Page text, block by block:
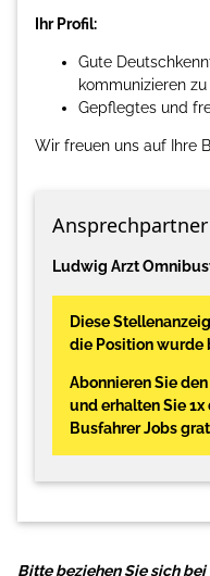
Ihr Profil:
Gute
kommunizieren
Gepflegtes und
Wir freuen uns auf Ihre
Ludwig Arzt
Diese
die Position wurde
Abonnieren Sie
und erhalten Sie
Busfahrer Jobs
Bitte beziehen Sie sich